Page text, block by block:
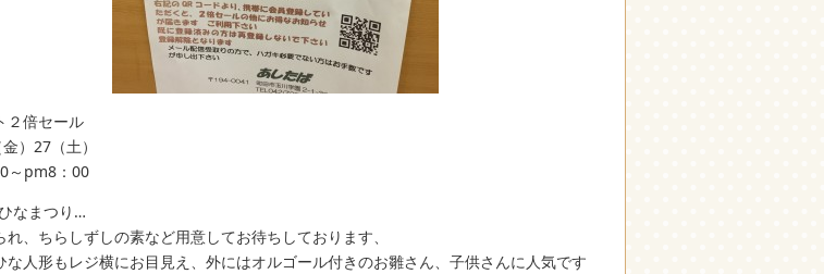
２倍セール
）27（土）
～pm8：00
なまつり …
れ、ちらしずしの素など用意してお待ちしております、
な人形もレジ横にお目見え、外にはオルゴール付きのお雛さん、子供さんに人気です